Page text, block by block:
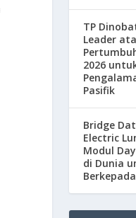
TP
Leader
2026
Pasifik
Bridge
Electric
Modul
di Dunia